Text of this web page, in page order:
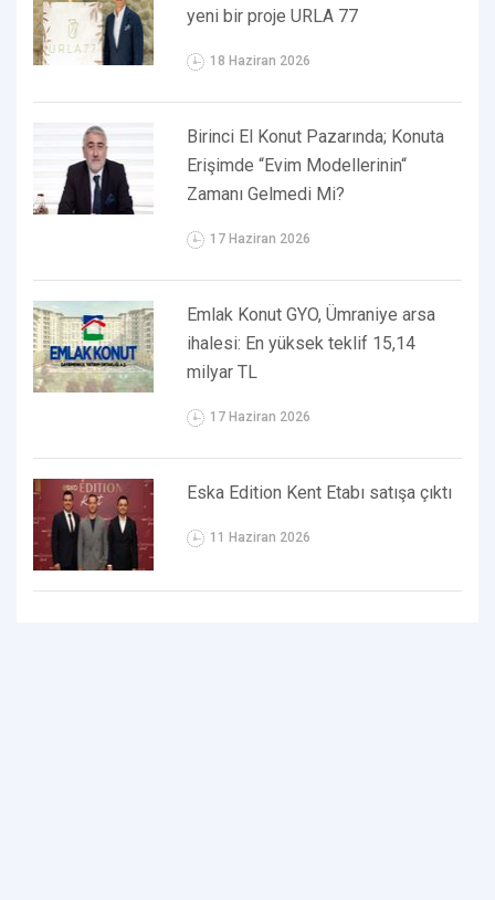
yeni bir proje URLA 77
18 Haziran 2026
Birinci El Konut Pazarında; Konuta
Erişimde “Evim Modellerinin“
Zamanı Gelmedi Mi?
17 Haziran 2026
Emlak Konut GYO, Ümraniye arsa
ihalesi: En yüksek teklif 15,14
milyar TL
17 Haziran 2026
Eska Edition Kent Etabı satışa çıktı
11 Haziran 2026